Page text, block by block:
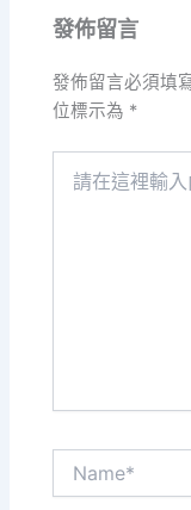
發佈留言
發佈留言必須填
位標示為 *